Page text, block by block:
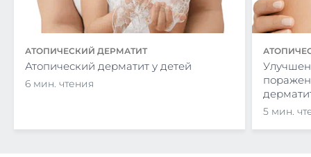
АТОПИЧЕСКИЙ ДЕРМАТИТ
Атопический дерматит у детей
6 мин. чтения
5 мин.